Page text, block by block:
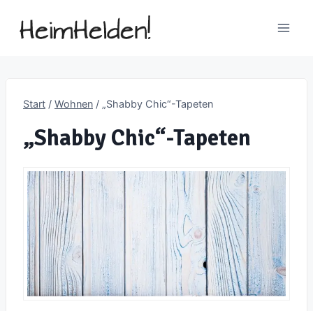
Inhalt
Start / Wohnen / „Shabby Chic“-Tapeten
„Shabby Chic“-Tapeten